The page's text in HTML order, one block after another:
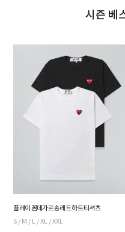
시즌 베
플레이 꼼데가르송 레드 하트 티셔츠
S / M / L / XL / XXL